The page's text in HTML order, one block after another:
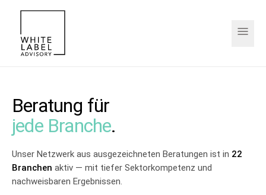
Beratung für
jede Branche.
Unser Netzwerk aus ausgezeichneten Beratungen ist in 22
Branchen aktiv — mit tiefer Sektorkompetenz und
nachweisbaren Ergebnissen.